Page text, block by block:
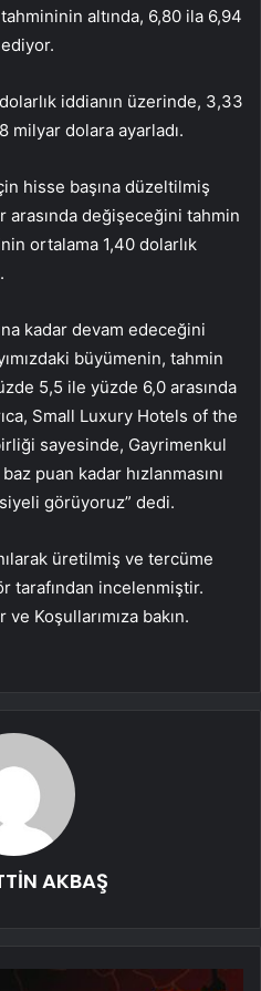
altında, 6,80 ila 6,94
iddianın üzerinde, 3,33
milyar dolara ayarladı.
hisse başına düzeltilmiş
arasında değişeceğini tahmin
ortalama 1,40 dolarlık
kadar devam edeceğini
büyümenin, tahmin
5,5 ile yüzde 6,0 arasında
Small Luxury Hotels of the
sayesinde, Gayrimenkul
puan kadar hızlanmasını
görüyoruz” dedi.
üretilmiş ve tercüme
tarafından incelenmiştir.
Koşullarımıza bakın.
AKBAŞ